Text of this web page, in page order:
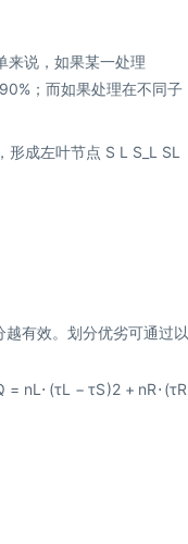
说，如果某一处理
；而如果处理在不同子
形成左叶节点 S L S_L SL
有效。划分优劣可通过以
= nL ⋅ (τL − τS)2 + nR⋅ (τR